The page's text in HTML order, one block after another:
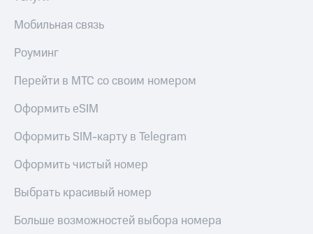
Мобильная связь
Роуминг
Перейти в МТС со своим номером
Оформить eSIM
Оформить SIM-карту в Telegram
Оформить чистый номер
Выбрать красивый номер
Больше возможностей выбора номера